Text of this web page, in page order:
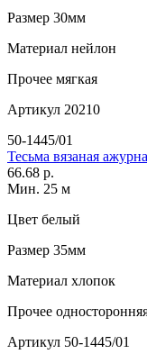
Размер 30мм
Материал нейлон
Прочее мягкая
Артикул 20210
50-1445/01
Тесьма вязаная
66.68 р.
Мин. 25 м
Цвет белый
Размер 35мм
Материал хлопок
Прочее
Артикул 50-1445/01